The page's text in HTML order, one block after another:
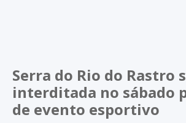
Serra do Rio do Rastro
interditada no sábado
de evento esportivo